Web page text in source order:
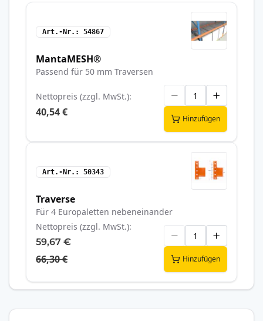
Art.-Nr. 54867
MantaMESH®
Passend für 50 mm Traversen
Nettopreis (zzgl. MwSt.)
40,54 €
Hinzufügen
Art.-Nr. 50343
Traverse
Für 4 Europaletten nebeneinander
Nettopreis (zzgl. MwSt.)
59,67 €
66,30 € Hinzufügen